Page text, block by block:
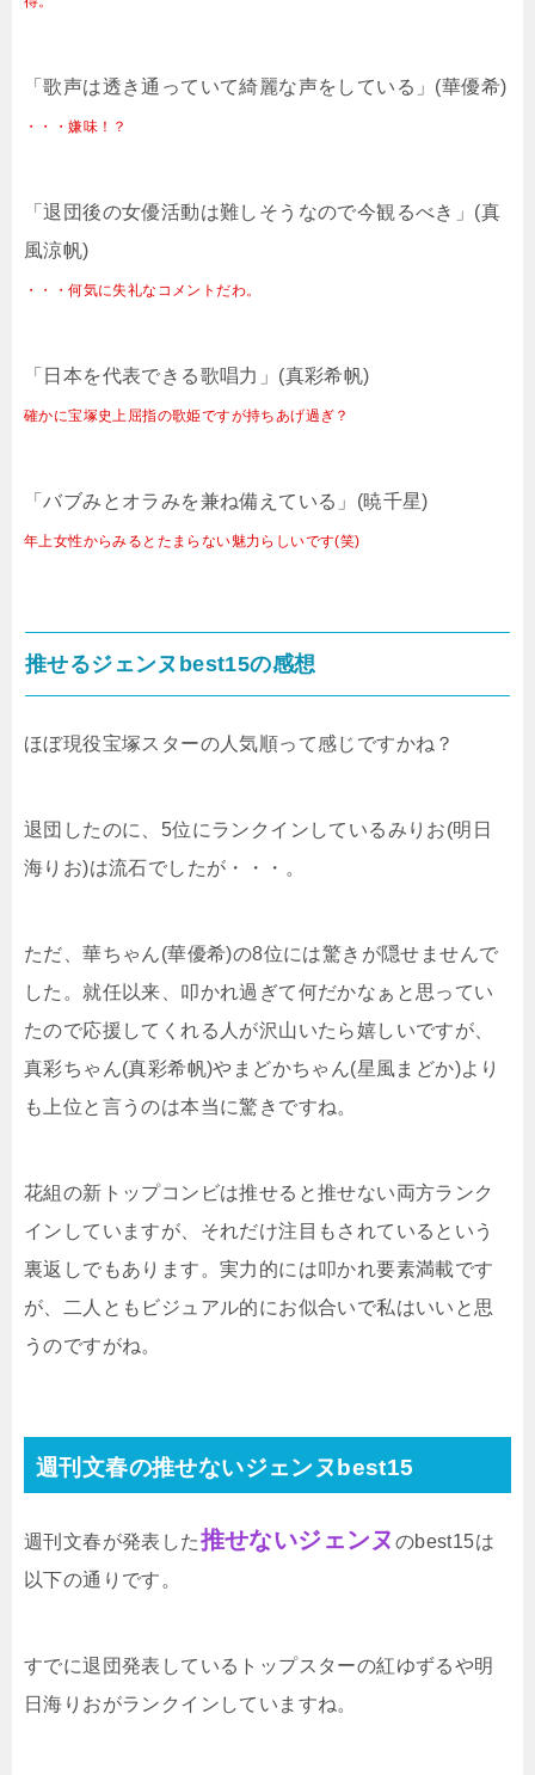
「歌声は透き通っていて綺麗な声をしている」(華優希)
・・・嫌味！？
「退団後の女優活動は難しそうなので今観るべき」(真
風涼帆)
・・・何気に失礼なコメントだわ。
「日本を代表できる歌唱力」(真彩希帆)
確かに宝塚史上屈指の歌姫ですが持ちあげ過ぎ？
「バブみとオラみを兼ね備えている」(暁千星)
年上女性からみるとたまらない魅力らしいです(笑)
推せるジェンヌbest15の感想
ほぼ現役宝塚スターの人気順って感じですかね？
退団したのに、5位にランクインしているみりお(明日
海りお)は流石でしたが・・・。
ただ、華ちゃん(華優希)の8位には驚きが隠せませんで
した。就任以来、叩かれ過ぎて何だかなぁと思ってい
たので応援してくれる人が沢山いたら嬉しいですが、
真彩ちゃん(真彩希帆)やまどかちゃん(星風まどか)より
も上位と言うのは本当に驚きですね。
花組の新トップコンビは推せると推せない両方ランク
インしていますが、それだけ注目もされているという
裏返しでもあります。実力的には叩かれ要素満載です
が、二人ともビジュアル的にお似合いで私はいいと思
うのですがね。
週刊文春の推せないジェンヌbest15
週刊文春が発表した推せないジェンヌ のbest15は
以下の通りです。
すでに退団発表しているトップスターの紅ゆずるや明
日海りおがランクインしていますね。